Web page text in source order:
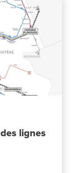
lignes